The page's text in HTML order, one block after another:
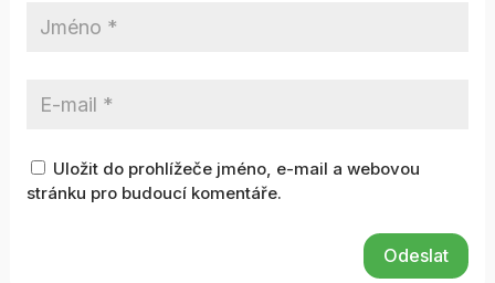
Uložit do prohlížeče jméno, e-mail a webovou
stránku pro budoucí komentáře.
Odeslat